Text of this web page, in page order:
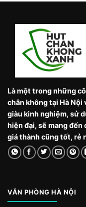
Là một trong những
chân không tại Hà Nội
giàu kinh nghiệm, sử
hiện đại, sẽ mang đến
giá thành cũng tốt, rẻ
VĂN PHÒNG HÀ NỘI